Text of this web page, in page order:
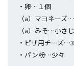
・卵…１個
（a）マヨネーズ
（a）みそ…小さ
・ピザ用チーズ
・パン粉…少々